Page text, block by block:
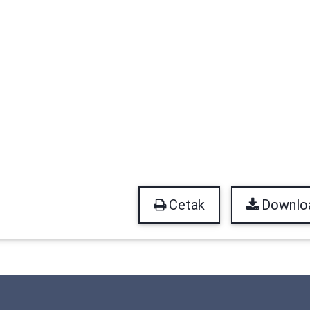
Cetak